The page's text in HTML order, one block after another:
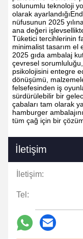
solunumlu teknoloji
olarak
nüfusunun 2025
ana değeri
Tüketici tercihlerinin
minimalist tasarım el
2025 gıda ambalaj
çevresel
psikolojisini entegre
dönüşümü,
felsefesinden iş
sürdürülebilir bir
çabaları tam olarak
hamburger
tüm çağ için bir
İletişim
İletişim:
Tel: